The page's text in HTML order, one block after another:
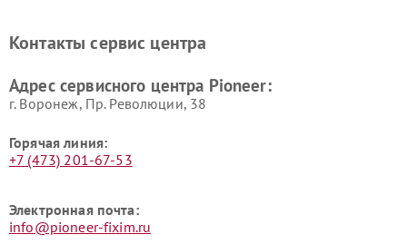
Контакты сервис центра
Адрес сервисного центра Pioneer:
г. Воронеж, Пр. Революции, 38
Горячая линия:
+7 (473) 201-67-53
Электронная почта:
info@pioneer-fixim.ru